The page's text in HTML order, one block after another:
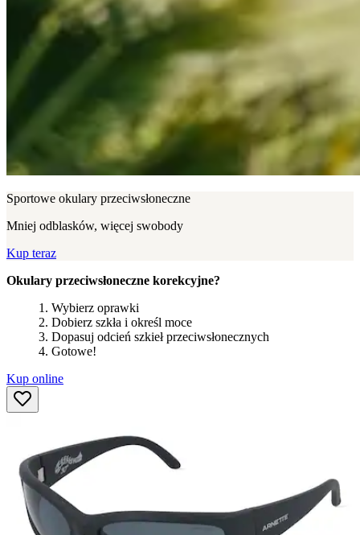
Sportowe okulary przeciwsłoneczne
Mniej odblasków, więcej swobody
Kup teraz
Okulary przeciwsłoneczne korekcyjne?
Wybierz oprawki
Dobierz szkła i określ moce
Dopasuj odcień szkieł przeciwsłonecznych
Gotowe!
Kup online